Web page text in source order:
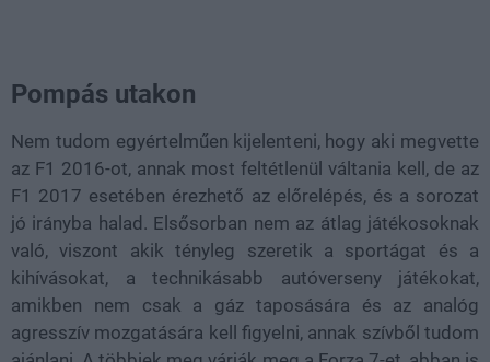
Pompás utakon
Nem tudom egyértelműen kijelenteni, hogy aki megvette
az F1 2016-ot, annak most feltétlenül váltania kell, de az
F1 2017 esetében érezhető az előrelépés, és a sorozat
jó irányba halad. Elsősorban nem az átlag játékosoknak
való, viszont akik tényleg szeretik a sportágat és a
kihívásokat, a technikásabb autóverseny játékokat,
amikben nem csak a gáz taposására és az analóg
agresszív mozgatására kell figyelni, annak szívből tudom